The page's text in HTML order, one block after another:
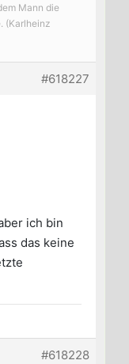
Mann die
(Karlheinz
#618227
ich bin
das keine
#618228